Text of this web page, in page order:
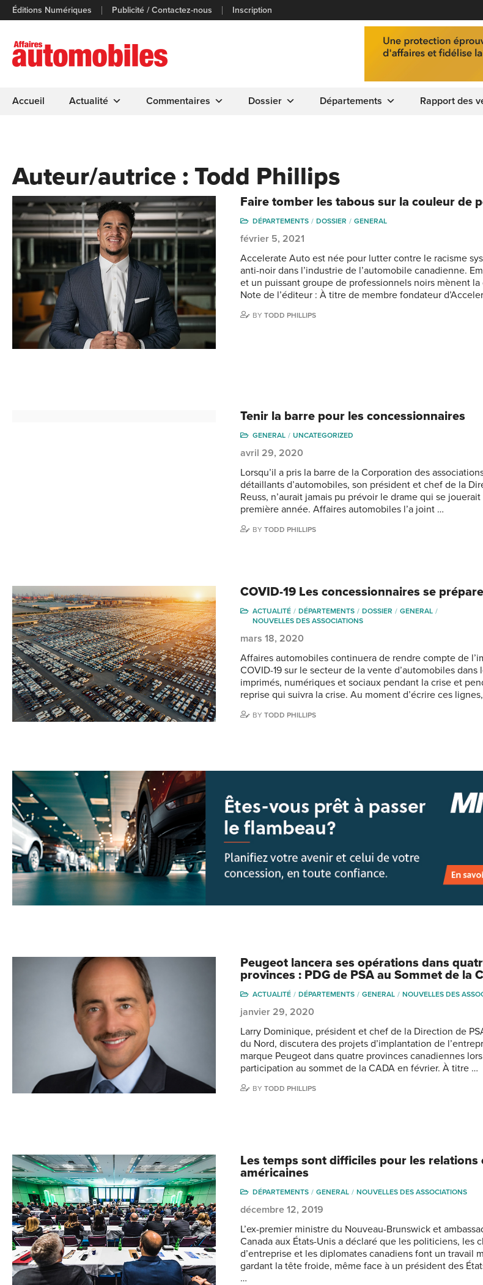
Éditions Numériques Publicité / Contactez-nous Inscription
Accueil Actualité Commentaires Dossier Départements Rapport des
Auteur/autrice : Todd Phillips
Faire tomber les tabous sur la couleur de
DÉPARTEMENTS DOSSIER GENERAL
février 5, 2021
Accelerate Auto est née pour lutter contre le racisme
anti-noir dans l’industrie de l’automobile canadienne.
et un puissant groupe de professionnels noirs mènent la
Note de l’éditeur : À titre de membre fondateur
BYTODD PHILLIPS
Tenir la barre pour les concessionnaires
GENERAL UNCATEGORIZED
avril 29, 2020
Lorsqu’il a pris la barre de la Corporation des
détaillants d’automobiles, son président et chef de la
Reuss, n’aurait jamais pu prévoir le drame qui se
première année. Affaires automobiles l’a joint …
BYTODD PHILLIPS
COVID-19 Les concessionnaires se
ACTUALITÉ DÉPARTEMENTS DOSSIER
GENERAL
NOUVELLES DES ASSOCIATIONS
mars 18, 2020
Affaires automobiles continuera de rendre compte de
COVID-19 sur le secteur de la vente d’automobiles dans
imprimés, numériques et sociaux pendant la crise et
reprise qui suivra la crise. Au moment d’écrire ces
BYTODD PHILLIPS
Peugeot lancera ses opérations dans
provinces : PDG de PSA au Sommet de la
ACTUALITÉ DÉPARTEMENTS GENERAL NOUVELLES DES
janvier 29, 2020
Larry Dominique, président et chef de la Direction de
du Nord, discutera des projets d’implantation de
marque Peugeot dans quatre provinces canadiennes
participation au sommet de la CADA en février. À titre …
BYTODD PHILLIPS
Les temps sont difficiles pour les relations
américaines
DÉPARTEMENTS GENERAL NOUVELLES DES ASSOCIATIONS
décembre 12, 2019
L’ex-premier ministre du Nouveau-Brunswick et
Canada aux États-Unis a déclaré que les politiciens, les
d’entreprise et les diplomates canadiens font un travail
gardant la tête froide, même face à un président des
…